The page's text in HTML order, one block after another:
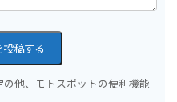
投稿する
他、モトスポットの便利機能